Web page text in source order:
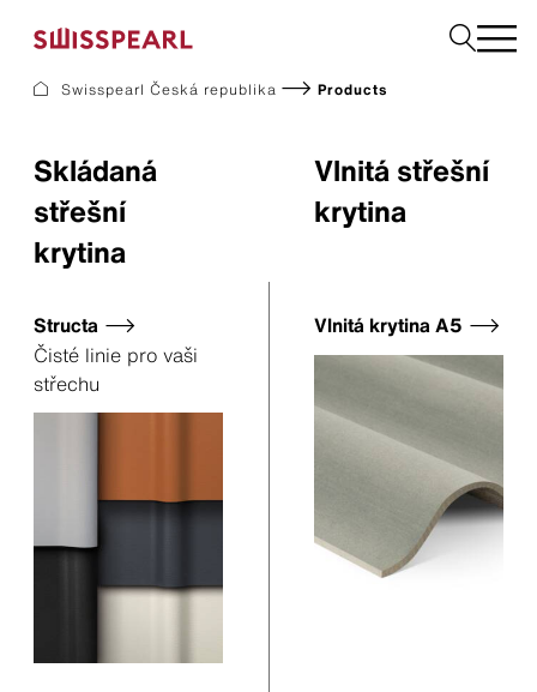
Společnost
Služby
Inspirace
Ke stažení
Swisspearl a udržitelnost
Střechy
Konstrukční desky
Vyžádejte si vzorek
Swisspearl Česká republika Products
Skládaná
střešní
krytina
Vlnitá střešní
krytina
Structa
Čisté linie pro vaši
střechu
Vlnitá krytina A5